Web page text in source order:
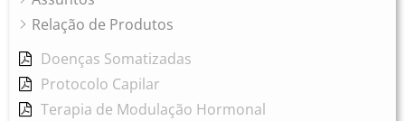
Relação de Produtos
Doenças Somatizadas
Protocolo Capilar
Terapia de Modulação Hormonal